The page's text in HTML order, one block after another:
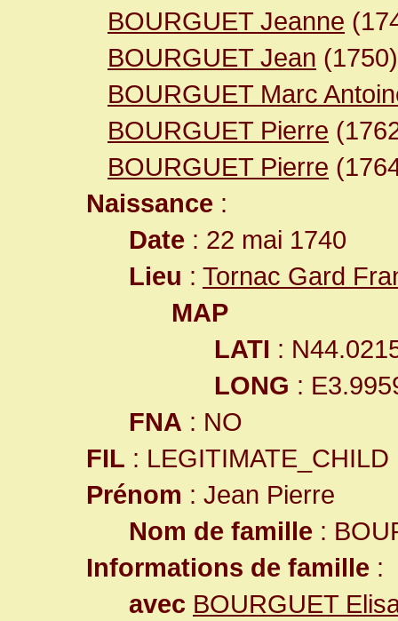
BOURGUET Jeanne
BOURGUET Jean (1750)
BOURGUET Marc
BOURGUET Pierre
BOURGUET Pierre
Naissance :
Date : 22 mai 1740
Lieu : Tornac Gard
MAP
LATI :
LONG :
FNA : NO
FIL : LEGITIMATE_CHILD
Prénom : Jean Pierre
Nom de famille :
Informations de famille :
avec BOURGUET